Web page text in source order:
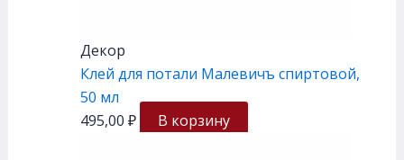
Декор
Клей для потали Малевичъ спиртовой,
50 мл
495,00 ₽ В корзину